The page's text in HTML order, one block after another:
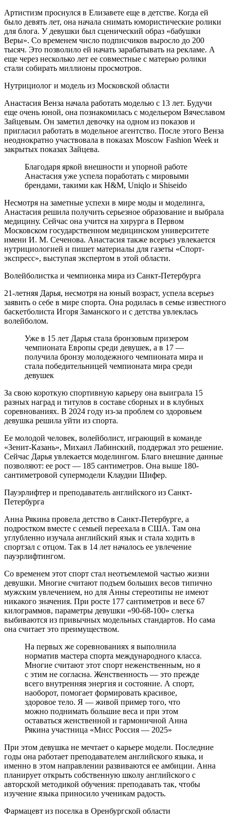
Артистизм проснулся в Елизавете еще в детстве. Когда ей
было девять лет, она начала снимать юмористические ролики
для блога. У девушки был сценический образ «бабушки
Веры». Со временем число подписчиков выросло до 200
тысяч. Это позволило ей начать зарабатывать на рекламе. А
еще через несколько лет ее совместные с матерью ролики
стали собирать миллионы просмотров.
Нутрициолог и модель из Московской области
Анастасия Венза начала работать моделью с 13 лет. Будучи
еще очень юной, она познакомилась с модельером Вячеславом
Зайцевым. Он заметил девочку на одном из показов и
пригласил работать в модельное агентство. После этого Венза
неоднократно участвовала в показах Moscow Fashion Week и
закрытых показах Зайцева.
Благодаря яркой внешности и упорной работе
Анастасия уже успела поработать с мировыми
брендами, такими как H&M, Uniqlo и Shiseido
Несмотря на заметные успехи в мире моды и моделинга,
Анастасия решила получить серьезное образование и выбрала
медицину. Сейчас она учится на хирурга в Первом
Московском государственном медицинском университете
имени И. М. Сеченова. Анастасия также всерьез увлекается
нутрициологией и пишет материалы для газеты «Спорт-
экспресс», выступая экспертом в этой области.
Волейболистка и чемпионка мира из Санкт-Петербурга
21-летняя Дарья, несмотря на юный возраст, успела всерьез
заявить о себе в мире спорта. Она родилась в семье известного
баскетболиста Игоря Заманского и с детства увлеклась
волейболом.
Уже в 15 лет Дарья стала бронзовым призером
чемпионата Европы среди девушек, а в 17 —
получила бронзу молодежного чемпионата мира и
стала победительницей чемпионата мира среди
девушек
За свою короткую спортивную карьеру она выиграла 15
разных наград и титулов в составе сборных и в клубных
соревнованиях. В 2024 году из-за проблем со здоровьем
девушка решила уйти из спорта.
Ее молодой человек, волейболист, играющий в команде
«Зенит-Казань», Михаил Лабинский, поддержал это решение.
Сейчас Дарья увлекается моделингом. Благо внешние данные
позволяют: ее рост — 185 сантиметров. Она выше 180-
сантиметровой супермодели Клаудии Шифер.
Пауэрлифтер и преподаватель английского из Санкт-
Петербурга
Анна Рякина провела детство в Санкт-Петербурге, а
подростком вместе с семьей переехала в США. Там она
углубленно изучала английский язык и стала ходить в
спортзал с отцом. Так в 14 лет началось ее увлечение
пауэрлифтингом.
Со временем этот спорт стал неотъемлемой частью жизни
девушки. Многие считают подъем больших весов типично
мужским увлечением, но для Анны стереотипы не имеют
никакого значения. При росте 177 сантиметров и весе 67
килограммов, параметры девушки «90-68-100» слегка
выбиваются из привычных модельных стандартов. Но сама
она считает это преимуществом.
На первых же соревнованиях я выполнила
норматив мастера спорта международного класса.
Многие считают этот спорт неженственным, но я
с этим не согласна. Женственность — это прежде
всего внутренняя энергия и состояние. А спорт,
наоборот, помогает формировать красивое,
здоровое тело. Я — живой пример того, что
можно поднимать большие веса и при этом
оставаться женственной и гармоничной Анна
Рякина участница «Мисс Россия — 2025»
При этом девушка не мечтает о карьере модели. Последние
годы она работает преподавателем английского языка, и
именно в этом направлении развиваются ее амбиции. Анна
планирует открыть собственную школу английского с
авторской методикой обучения: преподавать так, чтобы
изучение языка приносило ученикам радость.
Фармацевт из поселка в Оренбургской области